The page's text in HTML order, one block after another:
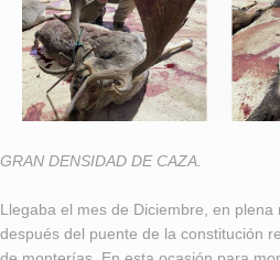
GRAN DENSIDAD DE CAZA.
Llegaba el mes de Diciembre, en
después del puente de la constitución